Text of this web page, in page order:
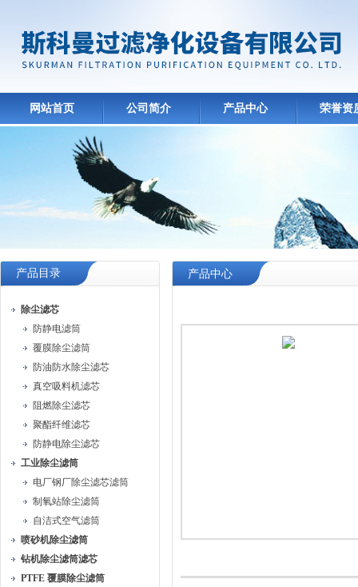
网站首页 公司简介 产品中心 荣誉资
产品目录
除尘滤芯
防静电滤筒
覆膜除尘滤筒
防油防水除尘滤芯
真空吸料机滤芯
阻燃除尘滤芯
聚酯纤维滤芯
防静电除尘滤芯
工业除尘滤筒
电厂钢厂除尘滤芯滤筒
制氧站除尘滤筒
自洁式空气滤筒
喷砂机除尘滤筒
钻机除尘滤筒滤芯
PTFE 覆膜除尘滤筒
产品中心